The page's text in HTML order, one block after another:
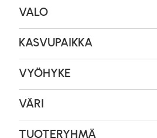
VALO
KASVUPAIKKA
VYÖHYKE
VÄRI
TUOTERYHMÄ